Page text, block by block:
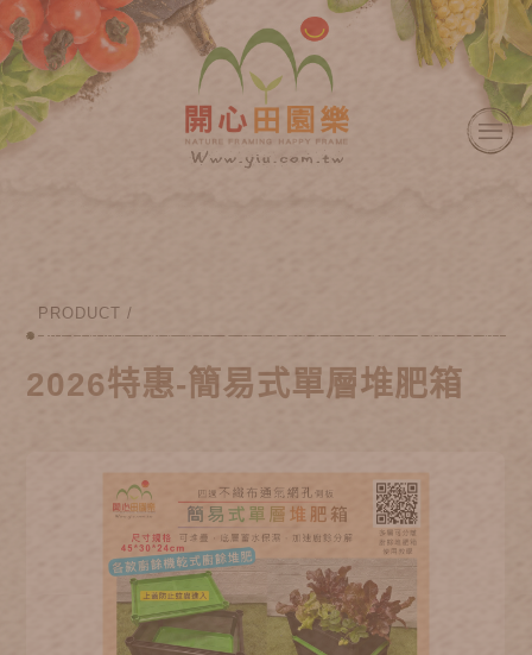
PRODUCT /
2026特惠-簡易式單層堆肥箱